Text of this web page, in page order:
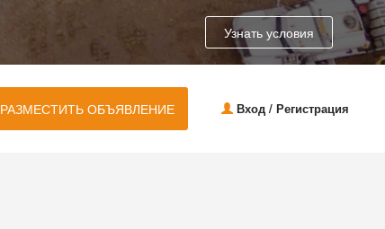
Узнать условия
РАЗМЕСТИТЬ ОБЪЯВЛЕНИЕ Вход / Регистрация